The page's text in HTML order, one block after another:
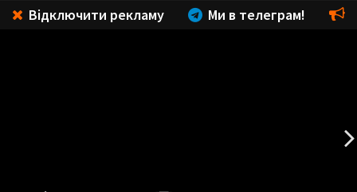
Відключити рекламу Ми в телеграм!